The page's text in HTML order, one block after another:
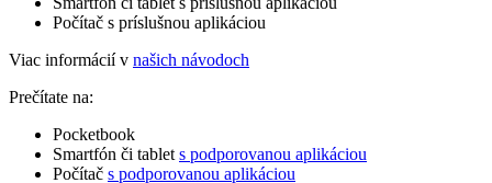
Počítač s príslušnou aplikáciou
Viac informácií v našich návodoch
Prečítate na:
Pocketbook
Smartfón či tablet s podporovanou aplikáciou
Počítač s podporovanou aplikáciou